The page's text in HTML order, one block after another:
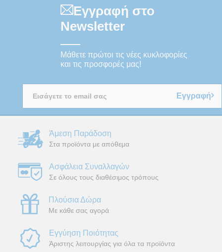
Εγγραφή στο
Newsletter
Μάθετε πρώτοι τις νέες κυκλοφορίες
και τις προσφορές μας!
Εγγραφή
Άμεση Παράδοση
Στα προϊόντα με απόθεμα
Ασφάλεια Συναλλαγών
Σε όλους τους διαθέσιμος τρόπους
Πλούσια Δώρα
Με κάθε σας αγορά
Εγγύηση Ποιότητας
Άριστης λειτουργίας για όλα τα προϊόντα